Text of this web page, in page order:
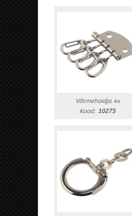
Võtmehoidja 4x
Kood: 10275